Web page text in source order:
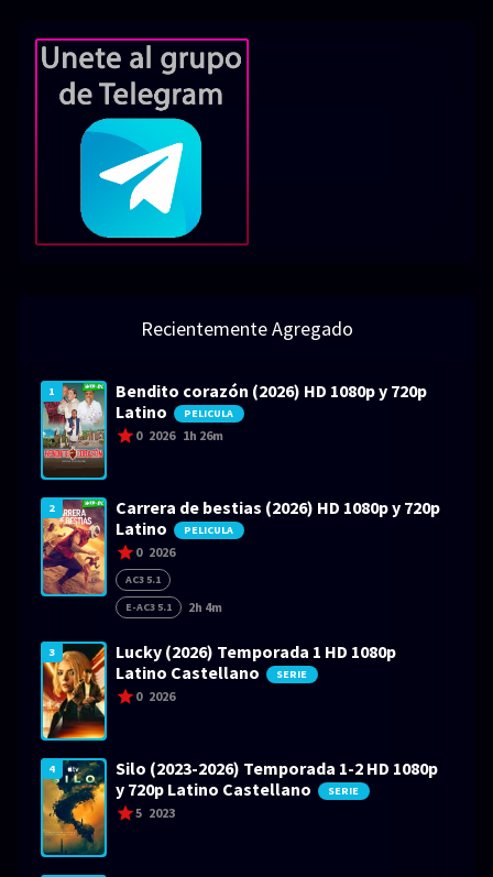
Recientemente Agregado
1
Bendito corazón (2026) HD 1080p y 720p
Latino
PELICULA
0 2026 1h 26m
2
Carrera de bestias (2026) HD 1080p y 720p
Latino
PELICULA
0 2026
AC3 5.1
E-AC3 5.1
2h 4m
3
Lucky (2026) Temporada 1 HD 1080p
Latino Castellano
SERIE
0 2026
4
Silo (2023-2026) Temporada 1-2 HD 1080p
y 720p Latino Castellano
SERIE
5 2023